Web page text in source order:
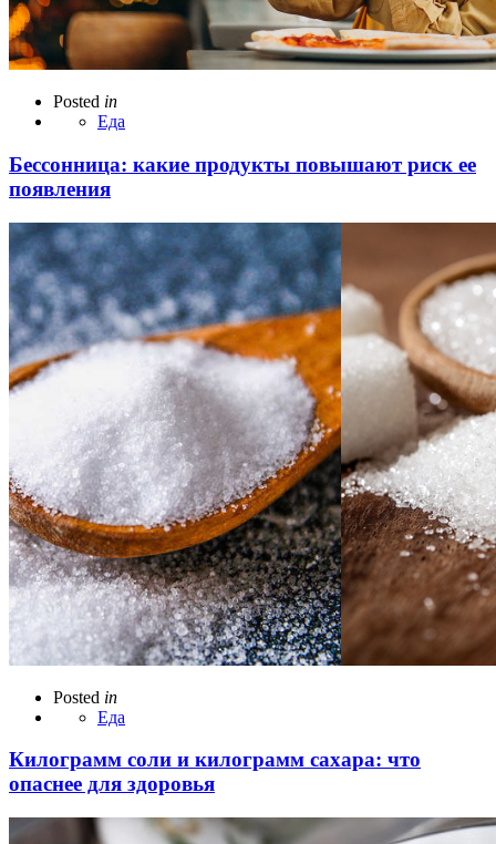
Posted in
Еда
Бессонница: какие продукты повышают риск ее
появления
Posted in
Еда
Килограмм соли и килограмм сахара: что
опаснее для здоровья